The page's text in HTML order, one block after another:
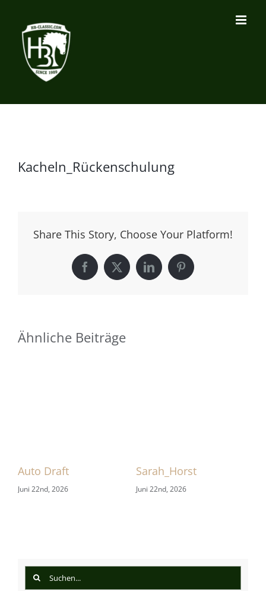
Inhalt
springen
Kacheln_Rückenschulung
Share This Story, Choose Your Platform!
Facebook
X LinkedInPinterest
Ähnliche Beiträge
Auto Draft
Juni 22nd, 2026
Sarah_Horst
Juni 22nd, 2026
Suche